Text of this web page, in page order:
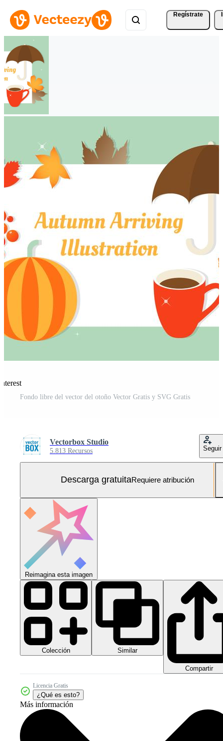
Regístrate
Fondo libre del vector del otoño Vector Gratis y SVG Gratis
Vectorbox Studio
5.813 Recursos Seguir
Descarga gratuitaRequiere atribución
Reimagina esta imagen
Colección Similar
Compartir
Licencia Gratis
¿Qué es esto?
Más información